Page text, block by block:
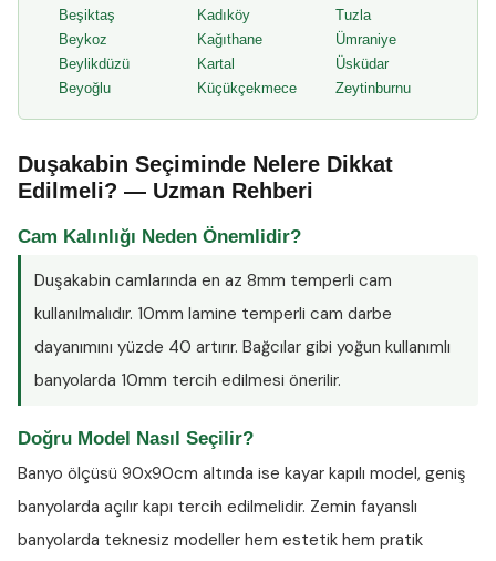
Beşiktaş
Beykoz
Beylikdüzü
Beyoğlu
Kadıköy
Kağıthane
Kartal
Küçükçekmece
Tuzla
Ümraniye
Üsküdar
Zeytinburnu
Duşakabin Seçiminde Nelere Dikkat
Edilmeli? — Uzman Rehberi
Cam Kalınlığı Neden Önemlidir?
Duşakabin camlarında en az 8mm temperli cam
kullanılmalıdır. 10mm lamine temperli cam darbe
dayanımını yüzde 40 artırır. Bağcılar gibi yoğun kullanımlı
banyolarda 10mm tercih edilmesi önerilir.
Doğru Model Nasıl Seçilir?
Banyo ölçüsü 90x90cm altında ise kayar kapılı model, geniş
banyolarda açılır kapı tercih edilmelidir. Zemin fayanslı
banyolarda teknesiz modeller hem estetik hem pratik